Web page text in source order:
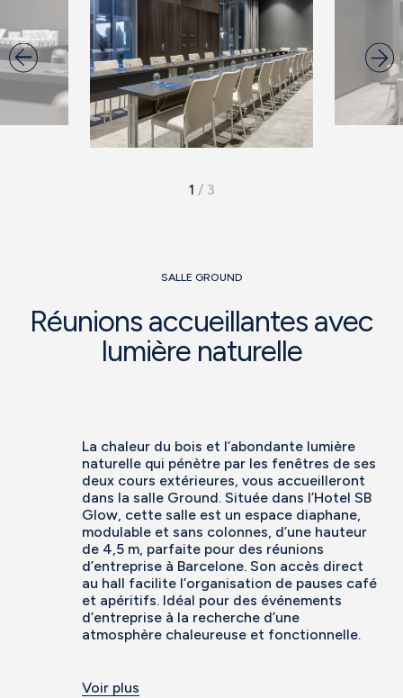
1 / 3
SALLE GROUND
Réunions accueillantes avec
lumière naturelle
La chaleur du bois et l’abondante lumière
naturelle qui pénètre par les fenêtres de ses
deux cours extérieures, vous accueilleront
dans la salle Ground. Située dans l’Hotel SB
Glow, cette salle est un espace diaphane,
modulable et sans colonnes, d’une hauteur
de 4,5 m, parfaite pour des réunions
d’entreprise à Barcelone. Son accès direct
au hall facilite l’organisation de pauses café
et apéritifs. Idéal pour des événements
d’entreprise à la recherche d’une
atmosphère chaleureuse et fonctionnelle.
Voir plus